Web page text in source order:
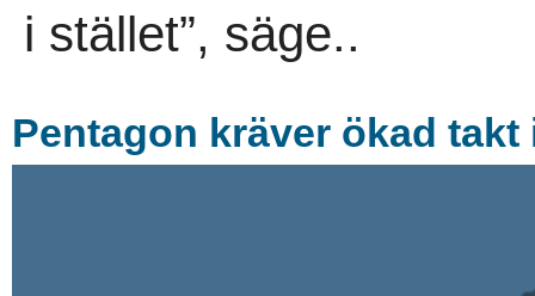
i stället”, säge..
Pentagon kräver ökad